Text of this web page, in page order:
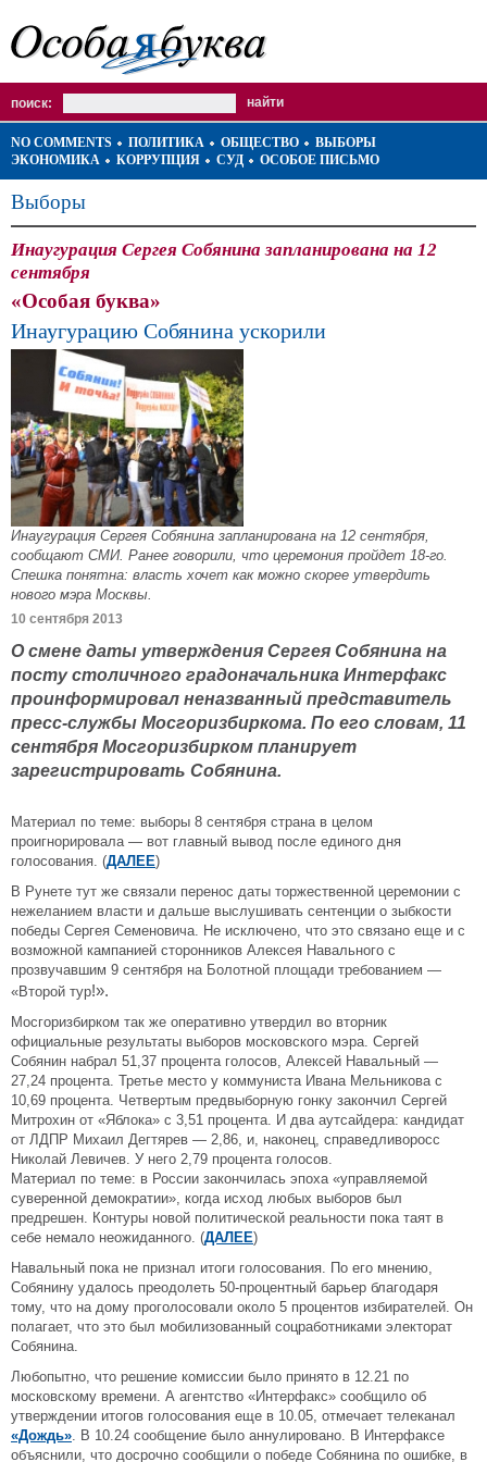
поиск:
NO COMMENTS ПОЛИТИКА ОБЩЕСТВО
ВЫБОРЫ
ЭКОНОМИКА
КОРРУПЦИЯ СУД ОСОБОЕ ПИСЬМО
Выборы
Инаугурация Сергея Собянина запланирована на 12
сентября
«Особая буква»
Инаугурацию Собянина ускорили
Инаугурация Сергея Собянина запланирована на 12 сентября,
сообщают СМИ. Ранее говорили, что церемония пройдет 18-го.
Спешка понятна: власть хочет как можно скорее утвердить
нового мэра Москвы.
10 сентября 2013
О смене даты утверждения Сергея Собянина на
посту столичного градоначальника Интерфакс
проинформировал неназванный представитель
пресс-службы Мосгоризбиркома. По его словам, 11
сентября Мосгоризбирком планирует
зарегистрировать Собянина.
Материал по теме: выборы 8 сентября страна в целом
проигнорировала — вот главный вывод после единого дня
голосования. (ДАЛЕЕ)
В Рунете тут же связали перенос даты торжественной церемонии с
нежеланием власти и дальше выслушивать сентенции о зыбкости
победы Сергея Семеновича. Не исключено, что это связано еще и с
возможной кампанией сторонников Алексея Навального с
прозвучавшим 9 сентября на Болотной площади требованием —
«Второй тур!».
Мосгоризбирком так же оперативно утвердил во вторник
официальные результаты выборов московского мэра. Сергей
Собянин набрал 51,37 процента голосов, Алексей Навальный —
27,24 процента. Третье место у коммуниста Ивана Мельникова с
10,69 процента. Четвертым предвыборную гонку закончил Сергей
Митрохин от «Яблока» с 3,51 процента. И два аутсайдера: кандидат
от ЛДПР Михаил Дегтярев — 2,86, и, наконец, справедливоросс
Николай Левичев. У него 2,79 процента голосов.
Материал по теме: в России закончилась эпоха «управляемой
суверенной демократии», когда исход любых выборов был
предрешен. Контуры новой политической реальности пока таят в
себе немало неожиданного. (ДАЛЕЕ)
Навальный пока не признал итоги голосования. По его мнению,
Собянину удалось преодолеть 50-процентный барьер благодаря
тому, что на дому проголосовали около 5 процентов избирателей. Он
полагает, что это был мобилизованный соцработниками электорат
Собянина.
Любопытно, что решение комиссии было принято в 12.21 по
московскому времени. А агентство «Интерфакс» сообщило об
утверждении итогов голосования еще в 10.05, отмечает телеканал
«Дождь». В 10.24 сообщение было аннулировано. В Интерфаксе
объяснили, что досрочно сообщили о победе Собянина по ошибке, в